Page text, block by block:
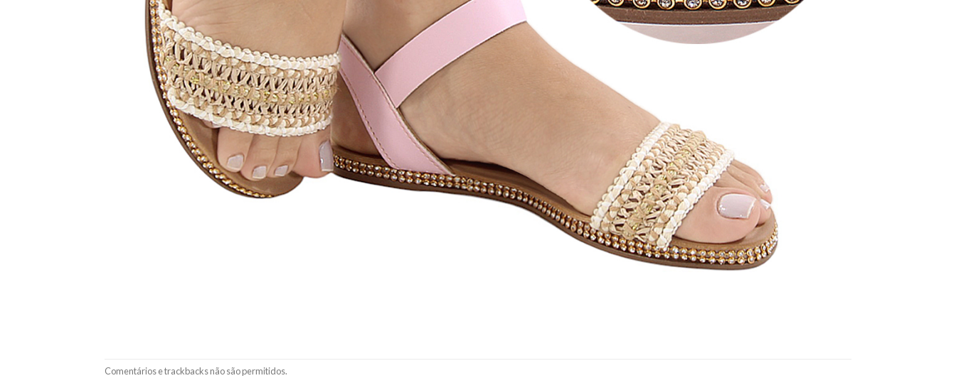
Comentários e trackbacks não são permitidos.